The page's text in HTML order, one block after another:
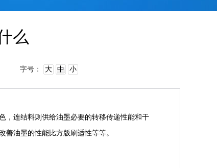
么
字号： 大 中 小
，连结料则供给油墨必要的转移传递性能和干
油墨的性能比方版刷适性等等。